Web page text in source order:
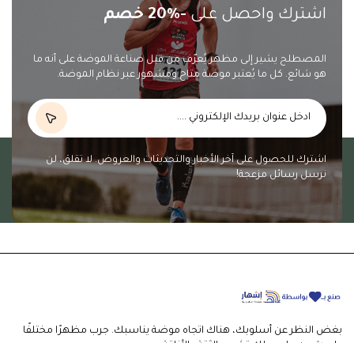
اشترك واحصل على-20% خصم
المصطلح يشير إلى مظهر يُعرّف من قبل صناعة الموضة على أنه ما
هو شائع. كل ما يُعتبر موضة متاح ومشهور عبر نظام الموضة.
اشترك للحصول على آخر الأخبار والتحديثات والعروض. لا تقلق، لن
نرسل رسائل مزعجة!
بغض النظر عن أسلوبك، هناك اتجاه موضة يناسبك. جرب مظهرًا مختلفًا